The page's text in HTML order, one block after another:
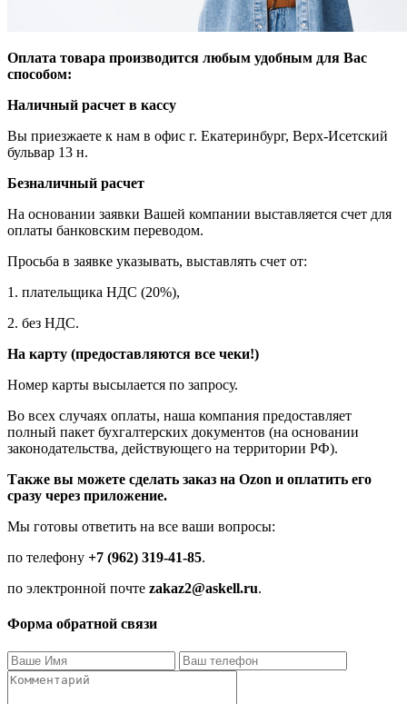
Оплата товара производится любым удобным для Вас
способом:
Наличный расчет в кассу
Вы приезжаете к нам в офис г. Екатеринбург, Верх-Исетский
бульвар 13 н.
Безналичный расчет
На основании заявки Вашей компании выставляется счет для
оплаты банковcким переводом.
Просьба в заявке указывать, выставлять счет от:
1. плательщика НДС (20%),
2. без НДС.
На карту (предоставляются все чеки!)
Номер карты высылается по запросу.
Во всех случаях оплаты, наша компания предоставляет
полный пакет бухгалтерских документов (на основании
законодательства, действующего на территории РФ).
Также вы можете сделать заказ на Ozon и оплатить его
сразу через приложение.
Мы готовы ответить на все ваши вопросы:
по телефону +7 (962) 319-41-85.
по электронной почте zakaz2@askell.ru.
Форма обратной связи